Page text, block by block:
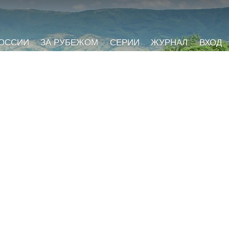
ЗА РУБЕЖОМ СЕРИИ ЖУРНАЛ ВХОД